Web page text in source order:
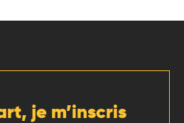
je m’inscris